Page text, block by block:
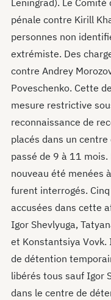
pénale contre Kirill
personnes non
extrémiste. Des
contre Andrey
Poveschenko. Cette
mesure restrictive
reconnaissance de
placés dans un
passé de 9 à 11
nouveau été menées
furent interrogés.
accusées dans cette
Igor Shevlyuga,
et Konstantsiya
de détention
libérés tous sauf Igor
dans le centre de